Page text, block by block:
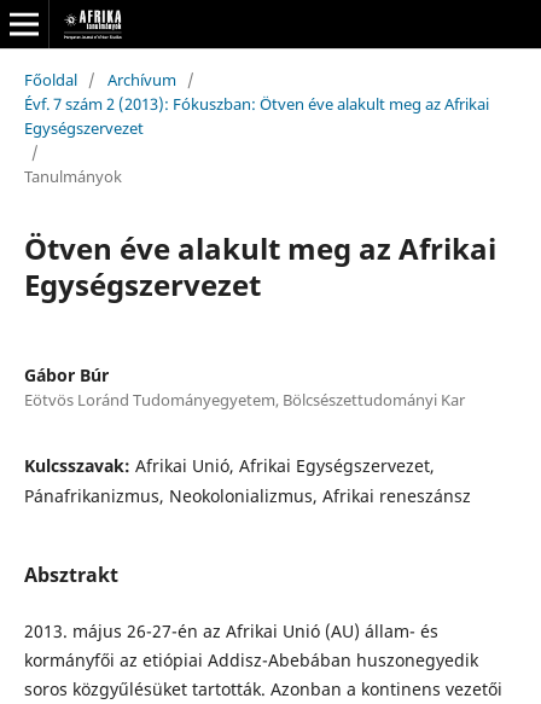
Főoldal / Archívum /
Évf. 7 szám 2 (2013): Fókuszban: Ötven éve alakult meg az Afrikai
Egységszervezet
/
Tanulmányok
Ötven éve alakult meg az Afrikai
Egységszervezet
Gábor Búr
Eötvös Loránd Tudományegyetem, Bölcsészettudományi Kar
Kulcsszavak: Afrikai Unió, Afrikai Egységszervezet,
Pánafrikanizmus, Neokolonializmus, Afrikai reneszánsz
Absztrakt
2013. május 26-27-én az Afrikai Unió (AU) állam- és
kormányfői az etiópiai Addisz-Abebában huszonegyedik
soros közgyűlésüket tartották. Azonban a kontinens vezetői